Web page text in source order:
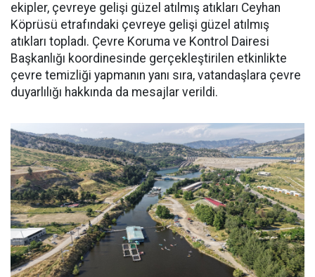
ekipler, çevreye gelişi güzel atılmış atıkları Ceyhan
Köprüsü etrafındaki çevreye gelişi güzel atılmış
atıkları topladı. Çevre Koruma ve Kontrol Dairesi
Başkanlığı koordinesinde gerçekleştirilen etkinlikte
çevre temizliği yapmanın yanı sıra, vatandaşlara çevre
duyarlılığı hakkında da mesajlar verildi.